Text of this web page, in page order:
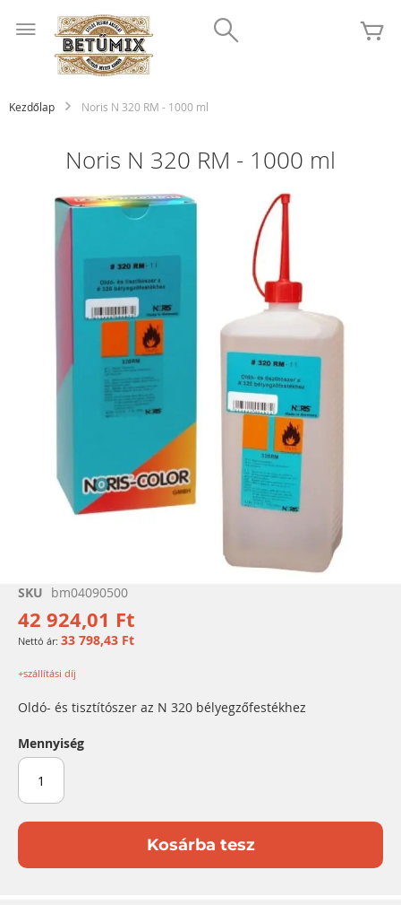
tartalomhoz
Kezdőlap Noris N 320 RM - 1000 ml
Noris N 320 RM - 1000 ml
Ugrás
képgaléria
elejére
SKU bm04090500
42 924,01 Ft
33 798,43 Ft
+szállítási díj
Oldó- és tisztítószer az N 320 bélyegzőfestékhez
Mennyiség
Kosárba tesz